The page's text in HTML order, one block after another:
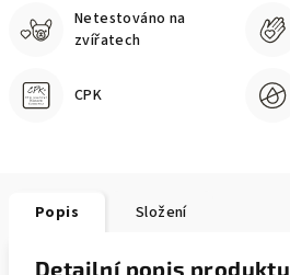
Netestováno na
zvířatech
CPK
Popis Složení
Detailní popis produktu